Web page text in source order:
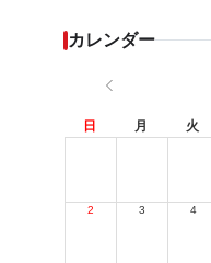
カレンダー
日 月 火
2 3 4